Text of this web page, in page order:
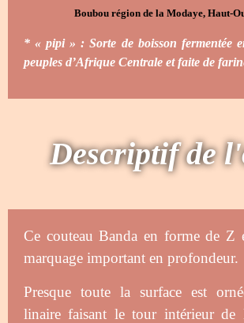
Boubou région de la Modaye, Haut-
* « pipi » : Sorte de boisson fermentée
peuples d’Afrique Centrale et faite de
Descriptif de
Ce couteau Banda en forme de Z
marquage important en profondeur.
Presque toute la surface est
linaire faisant le tour intérieur de